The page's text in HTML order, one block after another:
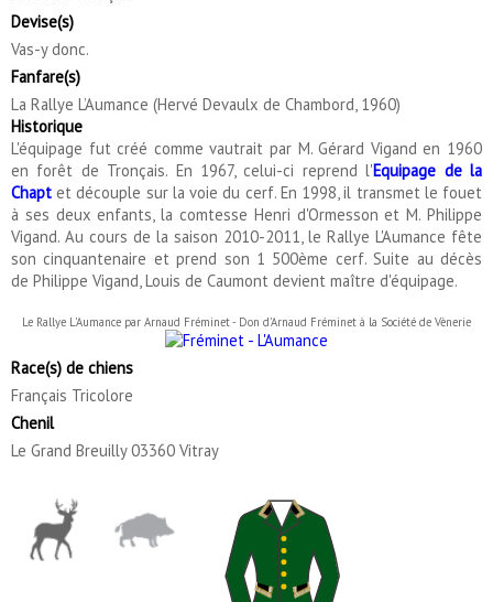
Devise(s)
Vas-y donc.
Fanfare(s)
La Rallye L’Aumance (Hervé Devaulx de Chambord, 1960)
Historique
L'équipage fut créé comme vautrait par M. Gérard Vigand en 1960
en forêt de Tronçais. En 1967, celui-ci reprend l'Equipage de la
Chapt et découple sur la voie du cerf. En 1998, il transmet le fouet
à ses deux enfants, la comtesse Henri d'Ormesson et M. Philippe
Vigand. Au cours de la saison 2010-2011, le Rallye L'Aumance fête
son cinquantenaire et prend son 1 500ème cerf. Suite au décès
de Philippe Vigand, Louis de Caumont devient maître d'équipage.
Le Rallye L'Aumance par Arnaud Fréminet - Don d'Arnaud Fréminet à la Société de Vènerie
Race(s) de chiens
Français Tricolore
Chenil
Le Grand Breuilly 03360 Vitray